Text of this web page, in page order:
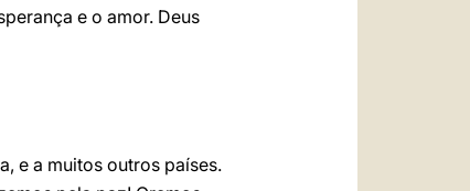
e o amor. Deus
e a muitos outros países.